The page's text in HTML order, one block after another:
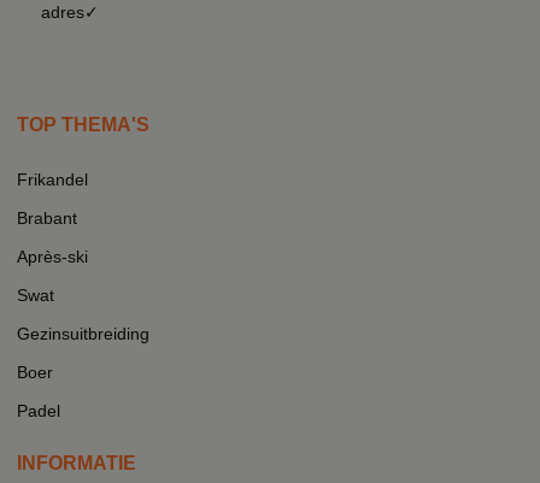
adres✓
TOP THEMA'S
Frikandel
Brabant
Après-ski
Swat
Gezinsuitbreiding
Boer
Padel
INFORMATIE